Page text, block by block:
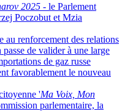
2025 - le Parlement
Poczobut et Mzia
au renforcement des relations
passe de valider à une large
de gaz russe
favorablement le nouveau
'Ma Voix, Mon
parlementaire, la